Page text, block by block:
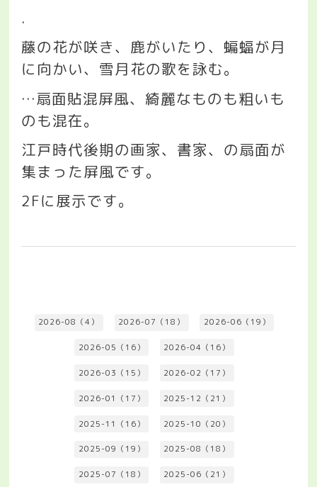
.
藤の花が咲き、鹿がいたり、蝙蝠が月
に向かい、雪月花の歌を詠む。
…扇面貼混屏風、綺麗なものも粗いも
のも混在。
江戸時代後期の画家、書家、の扇面が
集まった屏風です。
2Fに展示です。
2026-08（4） 2026-07（18） 2026-06（19）
2026-05（16） 2026-04（16）
2026-03（15） 2026-02（17）
2026-01（17） 2025-12（21）
2025-11（16） 2025-10（20）
2025-09（19） 2025-08（18）
2025-07（18） 2025-06（21）